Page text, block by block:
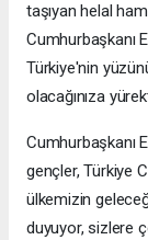
taşıyan helal
Cumhurbaşkanı
Türkiye'nin
olacağınıza
Cumhurbaşkanı
gençler, Türkiye
ülkemizin
duyuyor, sizlere